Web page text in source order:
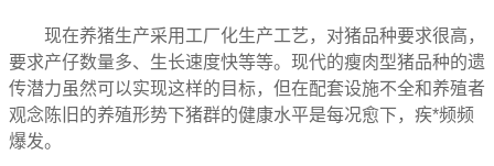
现在养猪生产采用工厂化生产工艺，对猪品种要求很高，
要求产仔数量多、生长速度快等等。现代的瘦肉型猪品种的遗
传潜力虽然可以实现这样的目标，但在配套设施不全和养殖者
观念陈旧的养殖形势下猪群的健康水平是每况愈下，疾*频频
爆发。